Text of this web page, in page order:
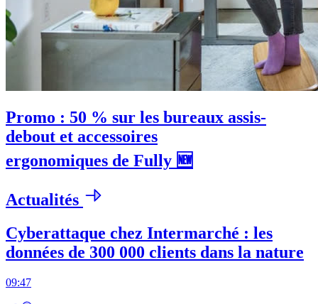
Promo : 50 % sur les bureaux assis-
debout et accessoires
ergonomiques de Fully 🆕
Actualités
Cyberattaque chez Intermarché : les
données de 300 000 clients dans la nature
09:47